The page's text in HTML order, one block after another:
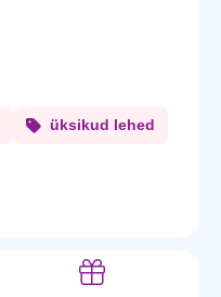
üksikud lehed